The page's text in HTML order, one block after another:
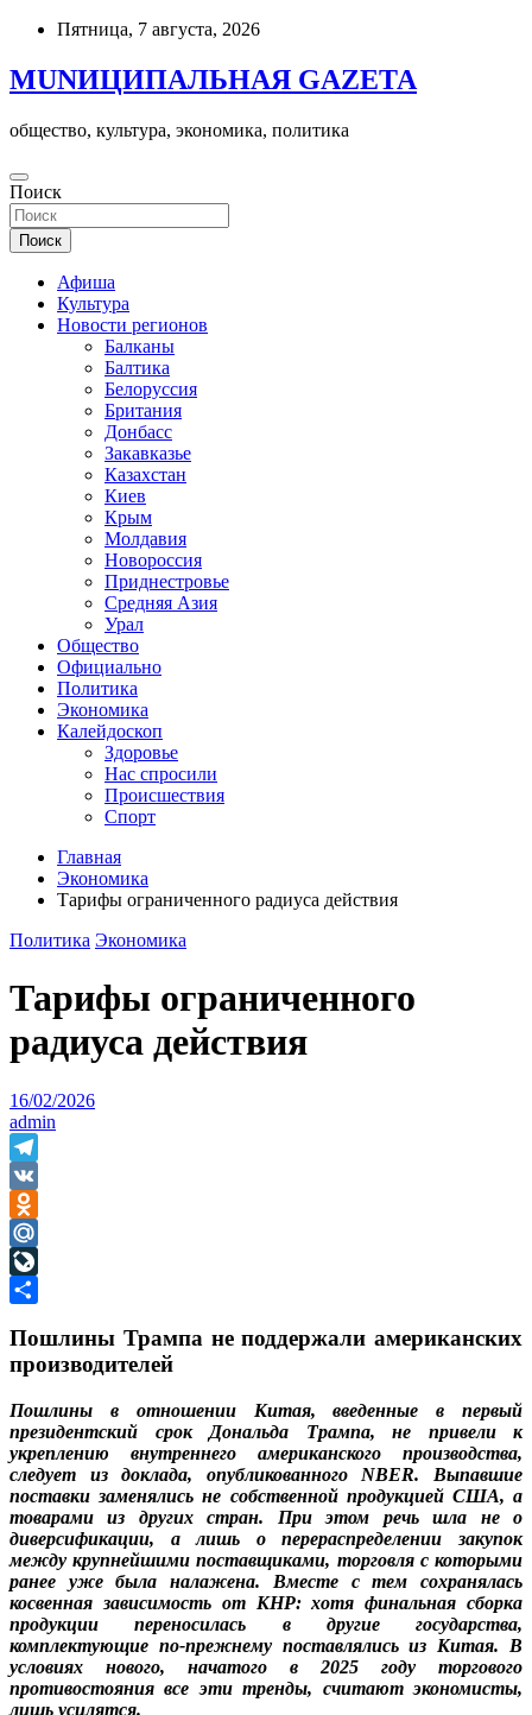
Skip
content
Пятница, 7 августа, 2026
MUNИЦИПАЛЬНАЯ GAZЕТА
общество, культура, экономика, политика
Поиск
Поиск
Афиша
Культура
Новости регионов
Балканы
Балтика
Белоруссия
Британия
Донбасс
Закавказье
Казахстан
Киев
Крым
Молдавия
Новороссия
Приднестровье
Средняя Азия
Урал
Общество
Официально
Политика
Экономика
Калейдоскоп
Здоровье
Нас спросили
Происшествия
Спорт
Главная
Экономика
Тарифы ограниченного радиуса действия
Политика Экономика
Тарифы ограниченного
радиуса действия
16/02/2026
admin
Telegram
VK
Odnoklassniki
Mail.Ru
LiveJournal
Пошлины Трампа не поддержали американских
производителей
Пошлины в отношении Китая, введенные в первый
президентский срок Дональда Трампа, не привели к
укреплению внутреннего американского производства,
следует из доклада, опубликованного NBER. Выпавшие
поставки заменялись не собственной продукцией США, а
товарами из других стран. При этом речь шла не о
диверсификации, а лишь о перераспределении закупок
между крупнейшими поставщиками, торговля с которыми
ранее уже была налажена. Вместе с тем сохранялась
косвенная зависимость от КНР: хотя финальная сборка
продукции переносилась в другие государства,
комплектующие по-прежнему поставлялись из Китая. В
условиях нового, начатого в 2025 году торгового
противостояния все эти тренды, считают экономисты,
лишь усилятся.